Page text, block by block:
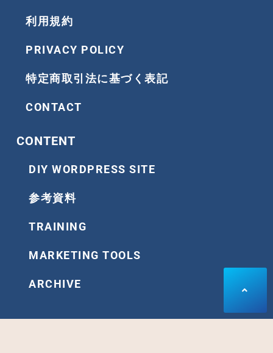
利用規約
PRIVACY POLICY
特定商取引法に基づく表記
CONTACT
CONTENT
DIY WORDPRESS SITE
参考資料
TRAINING
MARKETING TOOLS
ARCHIVE